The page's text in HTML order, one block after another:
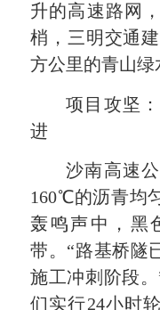
升的高速路网
梢，三明交通
方公里的青山绿
项目攻坚
进
沙南高速
160℃的沥青均
轰鸣声中，黑
带。“路基桥隧
施工冲刺阶段
们实行24小时